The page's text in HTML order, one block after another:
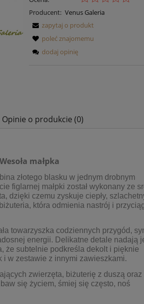
Producent: Venus Galeria
zapytaj o produkt
poleć znajomemu
dodaj opinię
Opinie o produkcie (0)
małpka
złotego blasku w jednym drobnym
figlarnej małpki został wykonany ze
dzięki czemu zyskuje ciepły,
która odmienia nastrój i
towarzyszka codziennych przygód,
energii. Delikatne detale nadają
że subtelnie podkreśla dekolt i pięknie
i w zestawie z innymi zawieszkami.
zwierzęta, biżuterię z duszą oraz
się życiem, śmiej się często, noś